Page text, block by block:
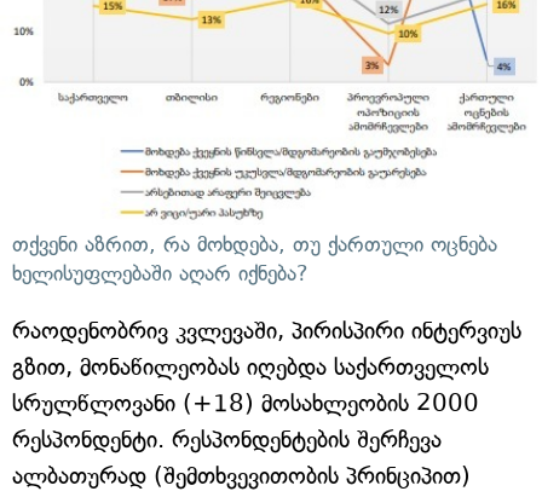
თქვენი აზრით, რა მოხდება, თუ ქართული ოცნება
ხელისუფლებაში აღარ იქნება?
რაოდენობრივ კვლევაში, პირისპირი ინტერვიუს
გზით, მონაწილეობას იღებდა საქართველოს
სრულწლოვანი (+18) მოსახლეობის 2000
რესპონდენტი. რესპონდენტების შერჩევა
ალბათურად (შემთხვევითობის პრინციპით)